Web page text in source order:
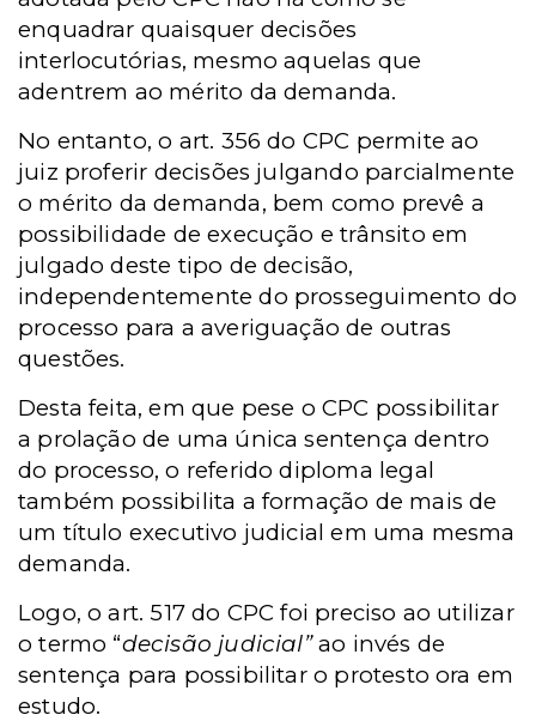
enquadrar quaisquer decisões
interlocutórias, mesmo aquelas que
adentrem ao mérito da demanda.
No entanto, o art. 356 do CPC permite ao
juiz proferir decisões julgando parcialmente
o mérito da demanda, bem como prevê a
possibilidade de execução e trânsito em
julgado deste tipo de decisão,
independentemente do prosseguimento do
processo para a averiguação de outras
questões.
Desta feita, em que pese o CPC possibilitar
a prolação de uma única sentença dentro
do processo, o referido diploma legal
também possibilita a formação de mais de
um título executivo judicial em uma mesma
demanda.
Logo, o art. 517 do CPC foi preciso ao utilizar
o termo “decisão judicial”ao invés de
sentença para possibilitar o protesto ora em
estudo.